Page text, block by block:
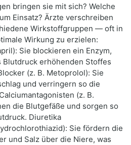
bringen sie mit sich? Welche
Einsatz? Ärzte verschreiben
Wirkstoffgruppen — oft in
Wirkung zu erzielen:
Sie blockieren ein Enzym,
erhöhenden Stoffes
(z. B. Metoprolol): Sie
und verringern so die
(z. B.
die Blutgefäße und sorgen so
Diuretika
Sie fördern die
und Salz über die Niere, was